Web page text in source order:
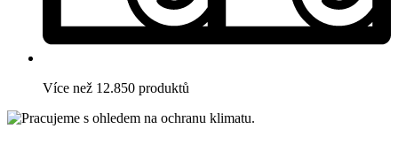
Více než 12.850 produktů